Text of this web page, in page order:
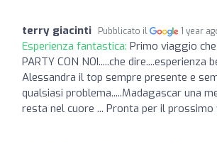
terry giacinti Pubblicato il 1 year
Esperienza fantastica: Primo viaggio
PARTY CON NOI.....che dire....esperienza
Alessandra il top sempre presente e
qualsiasi problema.....Madagascar una
resta nel cuore ... Pronta per il